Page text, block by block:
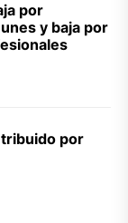
por
y baja por
por